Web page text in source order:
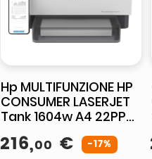
Hp MULTIFUNZIONE HP
CONSUMER LASERJET
Tank 1604w A4 22PPM
150FF WiFi Starter Kit
da 5.000PP incluso
216,00 € -17%